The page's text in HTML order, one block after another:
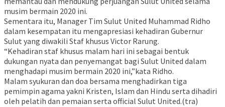
musim bermain 2020 ini.
Sementara itu, Manager Tim Sulut United Muhammad Ridho
dalam kesempatan itu mengapresiasi kehadiran Gubernur
Sulut yang diwakili Staf khusus Victor Rarung.
“Kehadiran staf khusus malam hari ini sebagai bentuk
dukungan nyata dan penyemangat bagi Sulut United dalam
menghadapi musim bermain 2020 ini,”kata Ridho.
Malam syukuran dan doa bersama menghadirkan tiga
pemimpin agama yakni Kristen, Islam dan Hindu serta dihadiri
oleh pelatih dan pemaian serta official Sulut United.(tra)